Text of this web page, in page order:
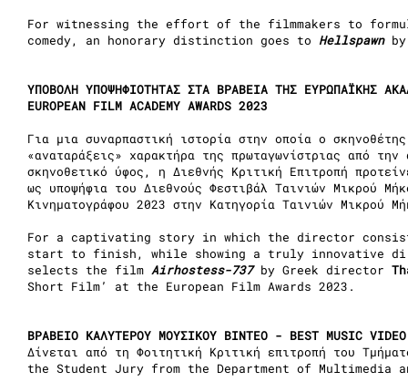
For witnessing the effort of the filmmakers to
comedy, an honorary distinction goes to Hellspawn
YΠΟΒΟΛΗ ΥΠΟΨΗΦΙΟΤΗΤΑΣ ΣΤΑ ΒΡΑΒΕΙΑ ΤΗΣ ΕΥΡΩΠΑΪΚΗΣ
EUROPEAN FILM ACADEMY AWARDS 2023
Για μια συναρπαστική ιστορία στην οποία ο
«αναταράξεις» χαρακτήρα της πρωταγωνίστριας από
σκηνοθετικό ύφος, η Διεθνής Κριτική Επιτροπή
ως υποψήφια του Διεθνούς Φεστιβάλ Ταινιών Μικρού
Κινηματογράφου 2023 στην Κατηγορία Ταινιών Μικρού
For a captivating story in which the director
start to finish, while showing a truly innovative
selects the film Airhostess-737by Greek director
Short Film’ at the European Film Awards 2023.
ΒΡΑΒΕΙΟ ΚΑΛΥΤΕΡΟΥ ΜΟΥΣΙΚΟΥ ΒΙΝΤΕΟ - BEST MUSIC
Δίνεται από τη Φοιτητική Κριτική επιτροπή του
the Student Jury from the Department of Multimedia